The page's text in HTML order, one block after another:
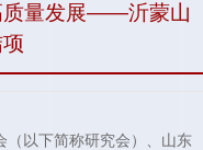
质量发展——沂蒙山
（以下简称研究会）、山东